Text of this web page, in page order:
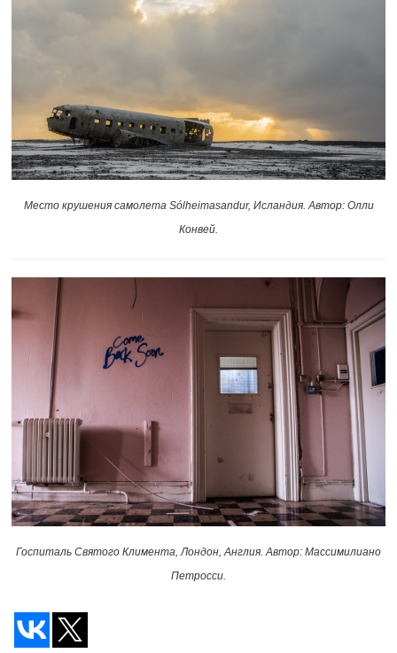
Место крушения самолета Sólheimasandur, Исландия. Автор: Олли
Конвей.
Госпиталь Святого Климента, Лондон, Англия. Автор: Массимилиано
Петросси.